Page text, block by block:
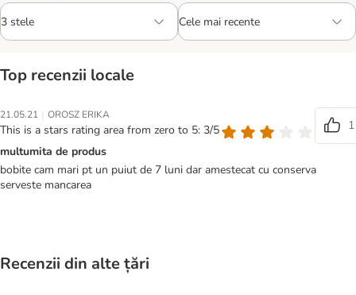
Top recenzii locale
21.05.21 | OROSZ ERIKA
This is a stars rating area from zero to 5: 3/5
1
multumita de produs
bobite cam mari pt un puiut de 7 luni dar amestecat cu conserva
serveste mancarea
Recenzii din alte țări